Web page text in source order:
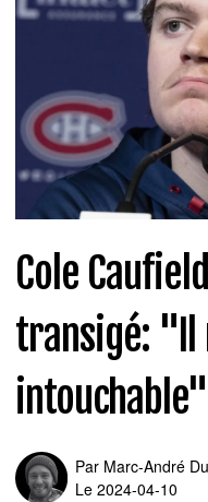
Cole
transigé: "Il
intouchable"
Par Marc-André
Le 2024-04-10